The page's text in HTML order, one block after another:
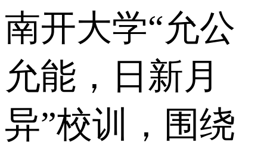
南开大学“允公
允能，日新月
异”校训，围绕